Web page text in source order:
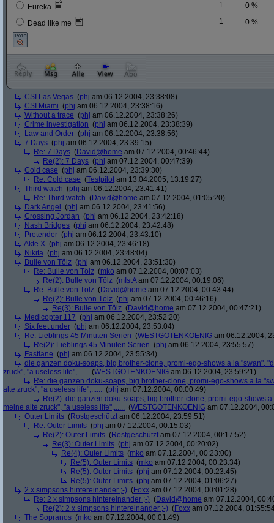
Eureka 1 0 %
Dead like me 1 0 %
CSI Las Vegas (phj am 06.12.2004, 23:38:08)
CSI Miami (phj am 06.12.2004, 23:38:16)
Without a trace (phj am 06.12.2004, 23:38:26)
Crime investigation (phj am 06.12.2004, 23:38:39)
Law and Order (phj am 06.12.2004, 23:38:56)
7 Days (phj am 06.12.2004, 23:39:15)
Re: 7 Days (David@home am 07.12.2004, 00:46:44)
Re(2): 7 Days (phj am 07.12.2004, 00:47:39)
Cold case (phj am 06.12.2004, 23:39:30)
Re: Cold case (Testpilot am 13.04.2005, 13:19:27)
Third watch (phj am 06.12.2004, 23:41:41)
Re: Third watch (David@home am 07.12.2004, 01:05:20)
Dark Angel
(phj am 06.12.2004, 23:41:56)
Crossing Jordan (phj am 06.12.2004, 23:42:18)
Nash Bridges (phj am 06.12.2004, 23:42:48)
Pretender (phj am 06.12.2004, 23:43:10)
Akte X (phj am 06.12.2004, 23:46:18)
Nikita (phj am 06.12.2004, 23:48:04)
Bulle von Tölz (phj am 06.12.2004, 23:51:30)
Re: Bulle von Tölz (mko am 07.12.2004, 00:07:03)
Re(2): Bulle von Tölz (mIstAam 07.12.2004, 00:19:06)
Re: Bulle von Tölz (David@home am 07.12.2004, 00:43:44)
Re(2): Bulle von Tölz (phj am 07.12.2004, 00:46:16)
Re(3): Bulle von Tölz (David@home am 07.12.2004, 00:47:21)
Medicopter 117 (phj am 06.12.2004, 23:52:20)
Six feet under (phj am 06.12.2004, 23:53:04)
Re: Lieblings 45 Minuten Serien (WESTGOTENKOENIG am 06.12.2004,
Re(2): Lieblings 45 Minuten Serien (phj am 06.12.2004, 23:55:57)
Fastlane (phj am 06.12.2004, 23:55:34)
die ganzen doku-soaps, big brother-clone, promi-ego-shows a la "swan",
zruck", "a useless life",...... (WESTGOTENKOENIG am 06.12.2004, 23:59:21)
Re: die ganzen doku-soaps, big brother-clone, promi-ego-shows a la
alte zruck", "a useless life",...... (phj am 07.12.2004, 00:00:49)
Re(2): die ganzen doku-soaps, big brother-clone, promi-ego-shows
meine alte zruck", "a useless life",...... (WESTGOTENKOENIG am 07.12.2004,
Outer Limits (Rostgeschützt am 06.12.2004, 23:59:51)
Re: Outer Limits (phj am 07.12.2004, 00:15:03)
Re(2): Outer Limits (Rostgeschützt am 07.12.2004, 00:17:52)
Re(3): Outer Limits (phj am 07.12.2004, 00:20:02)
Re(4): Outer Limits (mko am 07.12.2004, 00:23:00)
Re(5): Outer Limits (mko am 07.12.2004, 00:23:34)
Re(5): Outer Limits (phj am 07.12.2004, 00:23:45)
Re(5): Outer Limits (phj am 07.12.2004, 01:06:27)
2 x simpsons hintereinander ;-) (Foxx am 07.12.2004, 00:01:28)
Re: 2 x simpsons hintereinander ;-) (David@home am 07.12.2004,
Re(2): 2 x simpsons hintereinander ;-) (Foxx am 07.12.2004,
The Sopranos (mko am 07.12.2004, 00:01:49)